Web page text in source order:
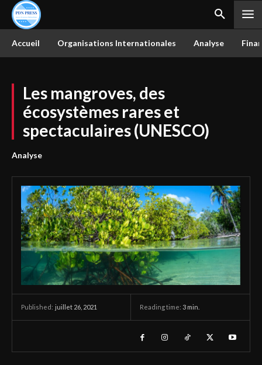
Accueil Organisations Internationales Analyse
Les mangroves, des
écosystèmes rares et
spectaculaires (UNESCO)
Analyse
Published: juillet 26, 2021 Reading time: 3 min.